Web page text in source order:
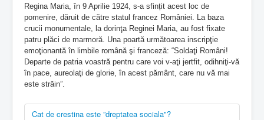
Regina Maria, în 9 Aprilie 1924, s-a sfințit acest loc de
pomenire, dăruit de către statul francez României. La baza
crucii monumentale, la dorinţa Reginei Maria, au fost fixate
patru plăci de marmoră. Una poartă următoarea inscripţie
emoţionantă în limbile română şi franceză: “Soldaţi Români!
Departe de patria voastră pentru care voi v-aţi jertfit, odihniţi-vă
în pace, aureolaţi de glorie, în acest pământ, care nu vă mai
este străin”.
Cat de crestina este ”dreptatea sociala"?